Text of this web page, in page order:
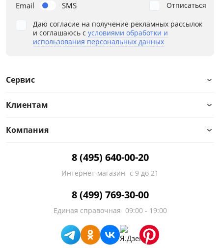
Высота, см
Тип
Особенности
Механизм трансформации
Назначение
Email SMS
Даю согласие на получение рекламных рассылок
и соглашаюсь с условиями обработки и
использования персональных данных
Отписаться
Сервис
Клиентам
Компания
8 (495) 640-00-20
Интернет-магазин с 9 до 21
8 (499) 769-30-00
Единая справочная 09:00 - 19:00